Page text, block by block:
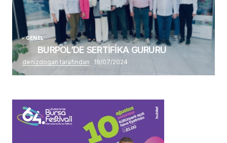
GENEL
BURPOL’DE SERTİFİKA GURURU
denizdogan tarafından 19/07/2024